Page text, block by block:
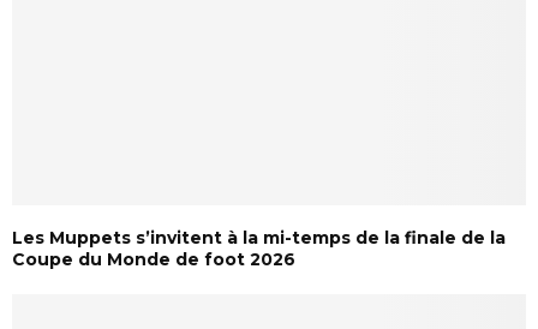
Les Muppets s’invitent à la mi-temps de la finale de la
Coupe du Monde de foot 2026